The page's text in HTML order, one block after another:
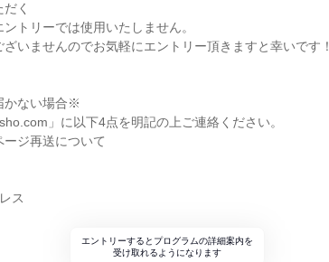
く
トリーでは使用いたしません。
いませんのでお気軽にエントリー頂きますと幸いです！
かない場合※
」に以下4点を明記の上ご連絡ください。
ジ再送について
ス
エントリーするとプログラムの詳細案内を
受け取れるようになります